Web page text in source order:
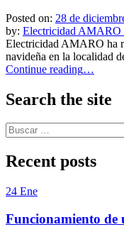
Posted on: 28 de
by: Electricidad AMARO
Electricidad AMARO ha
navideña en la localidad
Continue reading
Muela”
…
Search the site
Buscar:
Recent posts
24 Ene
Funcionamiento de